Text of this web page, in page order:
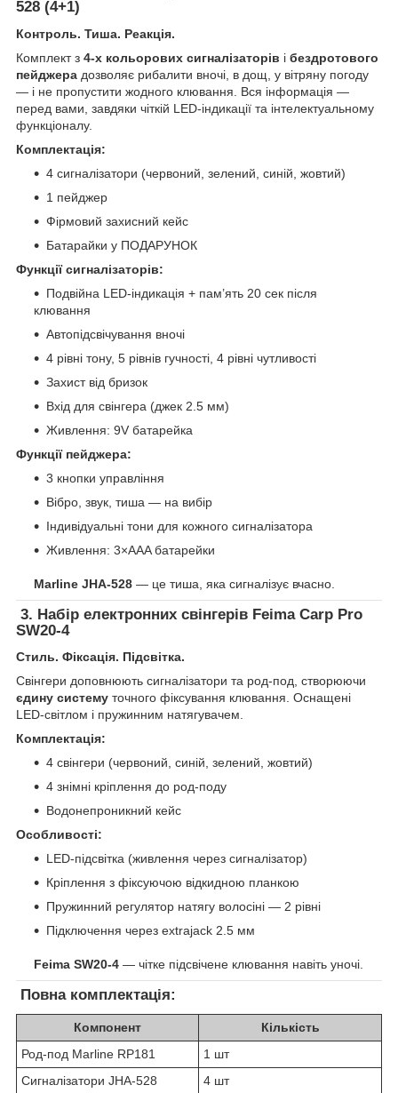
528 (4+1)
Контроль. Тиша. Реакція.
Комплект з 4-х кольорових сигналізаторів і бездротового
пейджера дозволяє рибалити вночі, в дощ, у вітряну погоду
— і не пропустити жодного клювання. Вся інформація —
перед вами, завдяки чіткій LED-індикації та інтелектуальному
функціоналу.
Комплектація:
4 сигналізатори (червоний, зелений, синій, жовтий)
1 пейджер
Фірмовий захисний кейс
Батарайки у ПОДАРУНОК
Функції сигналізаторів:
Подвійна LED-індикація + пам’ять 20 сек після
клювання
Автопідсвічування вночі
4 рівні тону, 5 рівнів гучності, 4 рівні чутливості
Захист від бризок
Вхід для свінгера (джек 2.5 мм)
Живлення: 9V батарейка
Функції пейджера:
3 кнопки управління
Вібро, звук, тиша — на вибір
Індивідуальні тони для кожного сигналізатора
Живлення: 3×AAA батарейки
Marline JHA-528 — це тиша, яка сигналізує вчасно.
3. Набір електронних свінгерів Feima Carp Pro
SW20-4
Стиль. Фіксація. Підсвітка.
Свінгери доповнюють сигналізатори та род-под, створюючи
єдину систему точного фіксування клювання. Оснащені
LED-світлом і пружинним натягувачем.
Комплектація:
4 свінгери (червоний, синій, зелений, жовтий)
4 знімні кріплення до род-поду
Водонепроникний кейс
Особливості:
LED-підсвітка (живлення через сигналізатор)
Кріплення з фіксуючою відкидною планкою
Пружинний регулятор натягу волосіні — 2 рівні
Підключення через extrajack 2.5 мм
Feima SW20-4 — чітке підсвічене клювання навіть уночі.
Повна комплектація:
Компонент
Кількість
Род-под Marline RP181
1 шт
Сигналізатори JHA-528
4 шт